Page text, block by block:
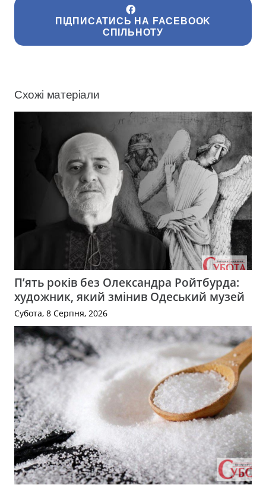
ПІДПИСАТИСЬ НА FACEBOOK
СПІЛЬНОТУ
Схожі матеріали
П’ять років без Олександра Ройтбурда:
художник, який змінив Одеський музей
Субота, 8 Серпня, 2026